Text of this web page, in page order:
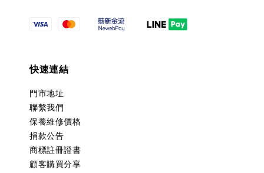
快速連結
門市地址
聯繫我們
保養維修價格
捐款公告
商標註冊證書
顧客購買分享